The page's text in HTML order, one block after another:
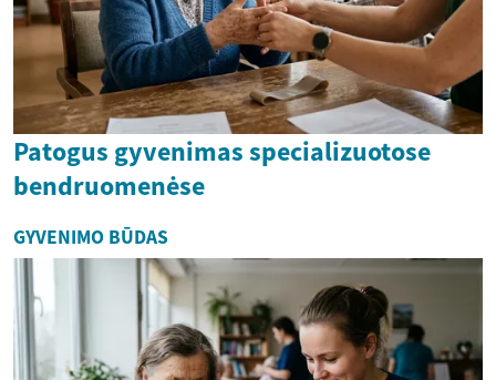
Patogus gyvenimas specializuotose
bendruomenėse
GYVENIMO BŪDAS